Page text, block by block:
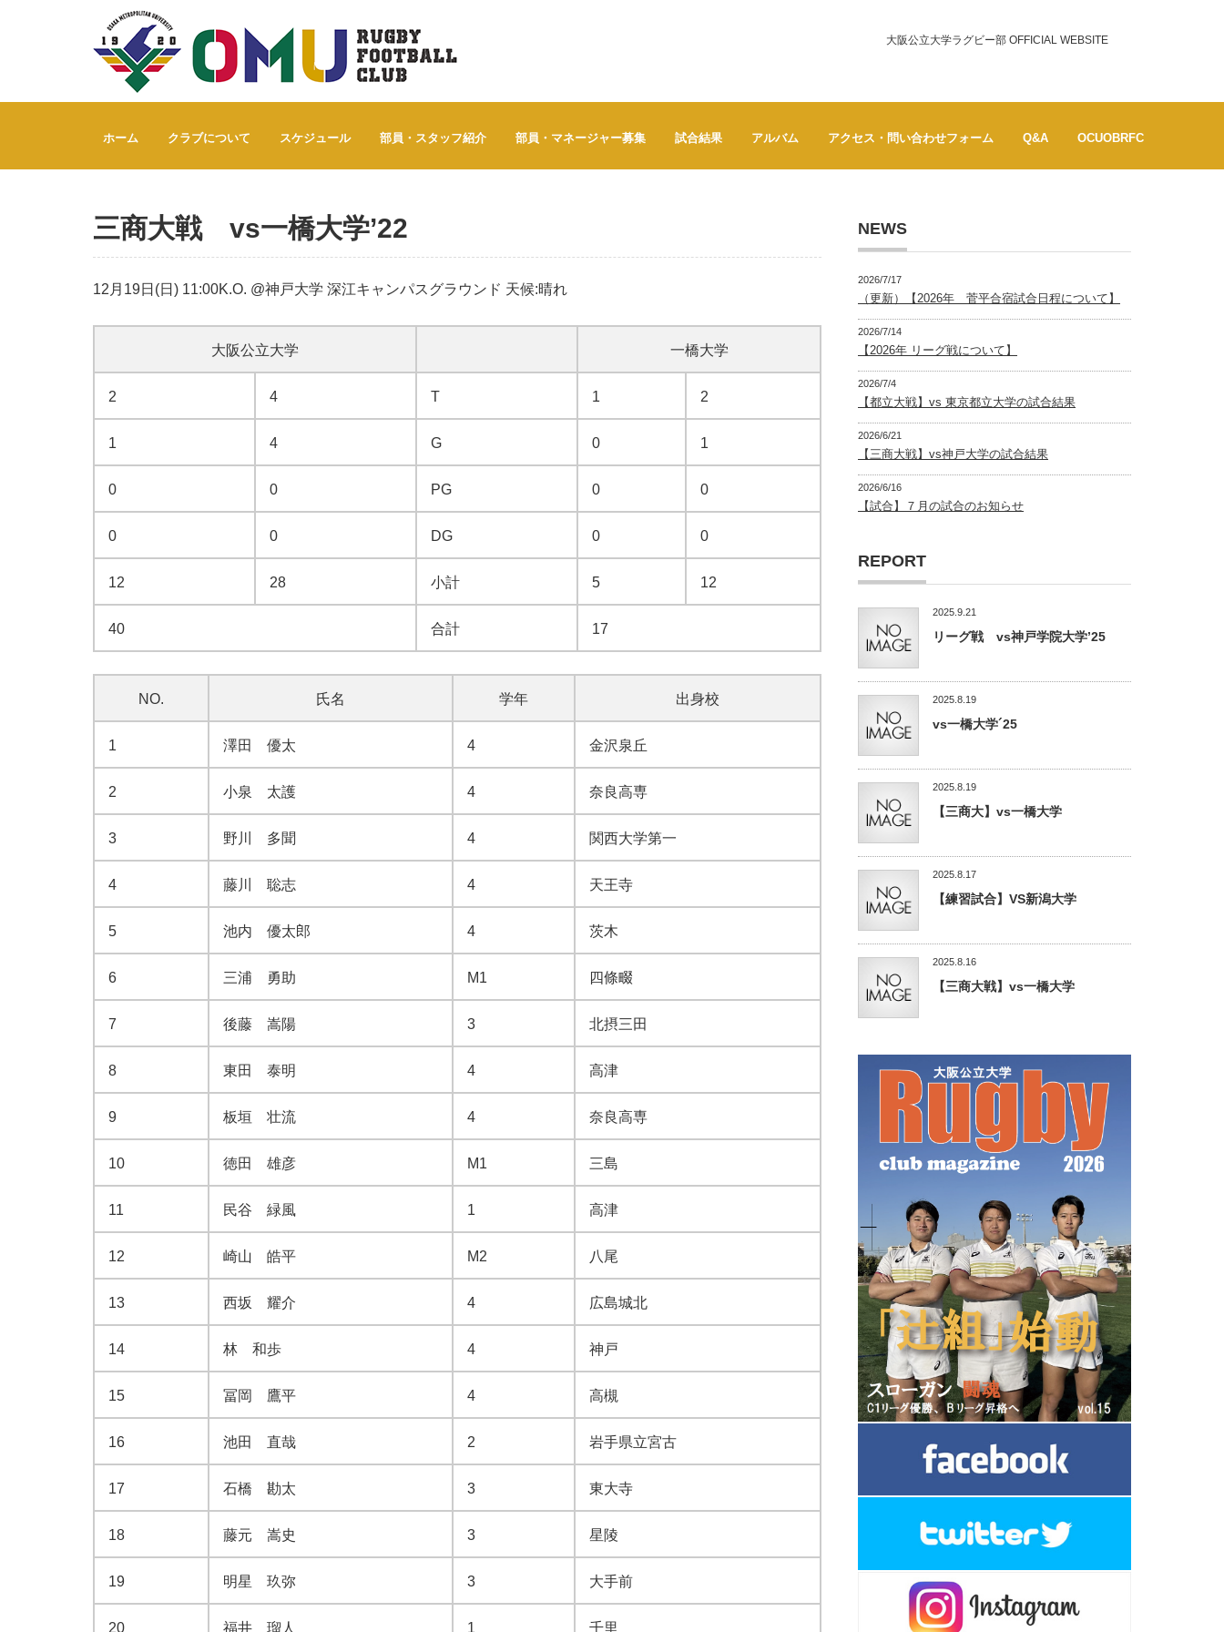
大阪公立大学ラグビー部 OFFICIAL WEBSITE
ホーム クラブについて スケジュール 部員・スタッフ紹介 部員・マネージャー募集 試合結果 アルバム アクセス・問い合わせフォーム Q&A OCUOBRFC
三商大戦 vs一橋大学’22
三商大戦 vs一橋大学’22
12月19日(日) 11:00K.O. @神戸大学 深江キャンパスグラウンド 天候:晴れ
大阪公立大学 一橋大学
2 4 T 1 2
1 4 G 0 1
0 0 PG 0 0
0 0 DG 0 0
12 28 小計 5 12
40 合計 17
NO. 氏名 学年 出身校
1 澤田 優太 4 金沢泉丘
2 小泉 太護 4 奈良高専
3 野川 多聞 4 関西大学第一
4 藤川 聡志 4 天王寺
5 池内 優太郎 4 茨木
6 三浦 勇助 M1 四條畷
7 後藤 嵩陽 3 北摂三田
8 東田 泰明 4 高津
9 板垣 壮流 4 奈良高専
10 徳田 雄彦 M1 三島
11 民谷 緑風 1 高津
12 崎山 皓平 M2 八尾
13 西坂 耀介 4 広島城北
14 林 和歩 4 神戸
15 冨岡 鷹平 4 高槻
16 池田 直哉 2 岩手県立宮古
17 石橋 勘太 3 東大寺
18 藤元 嵩史 3 星陵
19 明星 玖弥 3 大手前
20 福井 瑠人 1 千里
NEWS
2026/7/17
（更新）【2026年 菅平合宿試合日程について】
2026/7/14
【2026年 リーグ戦について】
2026/7/4
【都立大戦】vs 東京都立大学の試合結果
2026/6/21
【三商大戦】vs神戸大学の試合結果
2026/6/16
【試合】７月の試合のお知らせ
REPORT
2025.9.21
リーグ戦 vs神戸学院大学’25
2025.8.19
vs一橋大学´25
2025.8.19
【三商大】vs一橋大学
2025.8.17
【練習試合】VS新潟大学
2025.8.16
【三商大戦】vs一橋大学